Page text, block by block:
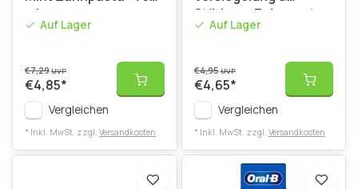
ml
Auf Lager
€7,29UVP
€4,85*
Vergleichen
* Inkl. MwSt. zzgl. Versandkosten
Stärkung Zahnpasta
75mlAuf Lager
€4,95UVP
€4,65*
Vergleichen
* Inkl. MwSt. zzgl. Versandkosten